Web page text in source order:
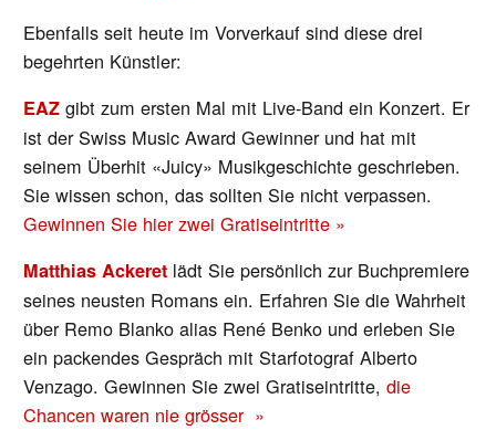
Ebenfalls seit heute im Vorverkauf sind diese drei
begehrten Künstler:
EAZ gibt zum ersten Mal mit Live-Band ein Konzert. Er
ist der Swiss Music Award Gewinner und hat mit
seinem Überhit «Juicy» Musikgeschichte geschrieben.
Sie wissen schon, das sollten Sie nicht verpassen.
Gewinnen Sie hier zwei Gratiseintritte »
Matthias Ackeret lädt Sie persönlich zur Buchpremiere
seines neusten Romans ein. Erfahren Sie die Wahrheit
über Remo Blanko alias René Benko und erleben Sie
ein packendes Gespräch mit Starfotograf Alberto
Venzago. Gewinnen Sie zwei Gratiseintritte,die
Chancen waren nie grösser »